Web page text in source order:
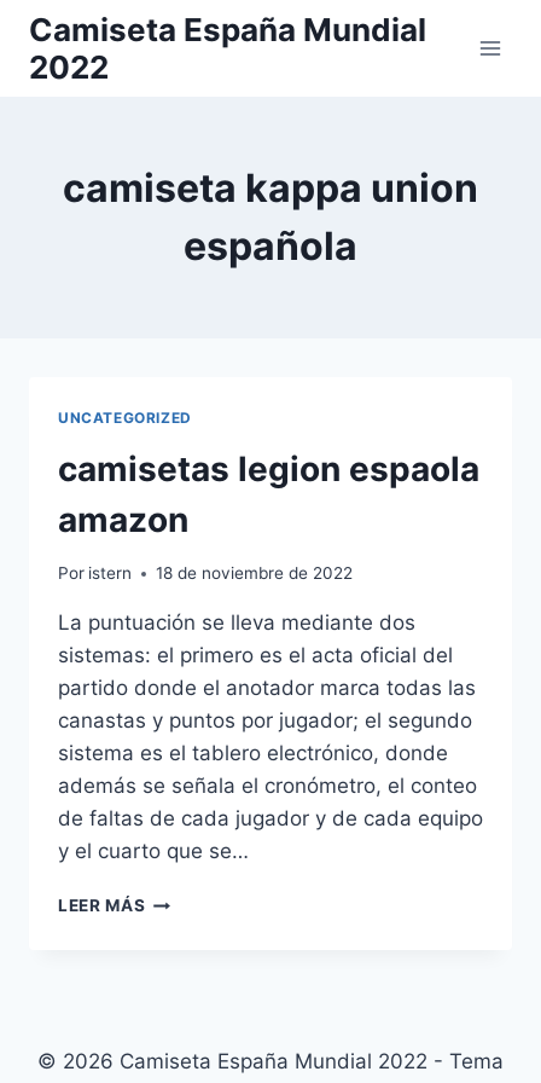
Saltar
contenido
Camiseta España Mundial
2022
camiseta kappa union
española
UNCATEGORIZED
camisetas legion espaola
amazon
Por istern 18 de noviembre de 2022
La puntuación se lleva mediante dos
sistemas: el primero es el acta oficial del
partido donde el anotador marca todas las
canastas y puntos por jugador; el segundo
sistema es el tablero electrónico, donde
además se señala el cronómetro, el conteo
de faltas de cada jugador y de cada equipo
y el cuarto que se…
LEER MÁS CAMISETAS
© 2026 Camiseta España Mundial 2022 - Tema